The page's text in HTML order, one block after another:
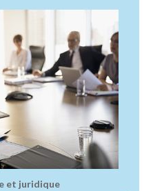
et juridique